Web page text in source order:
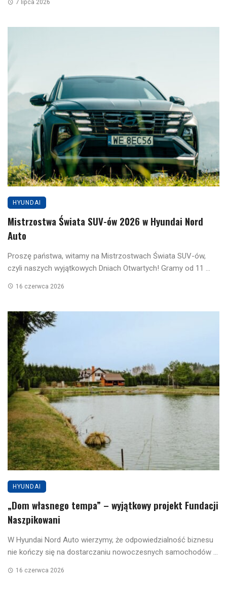
7 lipca 2026
HYUNDAI
Mistrzostwa Świata SUV-ów 2026 w Hyundai Nord
Auto
Proszę państwa, witamy na Mistrzostwach Świata SUV-ów,
czyli naszych wyjątkowych Dniach Otwartych! Gramy od 11 ...
16 czerwca 2026
HYUNDAI
„Dom własnego tempa” – wyjątkowy projekt Fundacji
Naszpikowani
W Hyundai Nord Auto wierzymy, że odpowiedzialność biznesu
nie kończy się na dostarczaniu nowoczesnych samochodów ...
16 czerwca 2026